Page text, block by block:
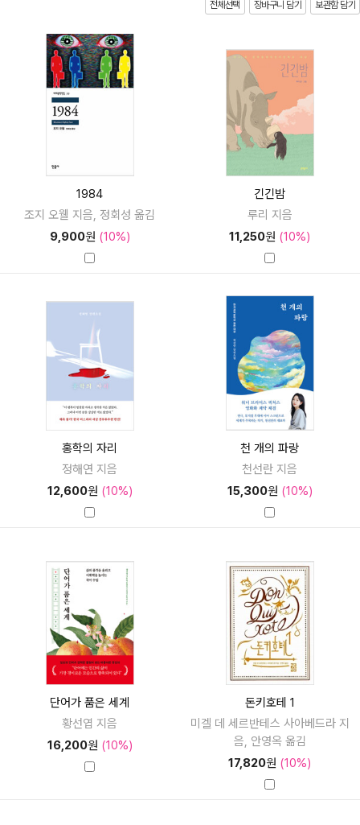
전체선택 장바구니 담기 보관함 담기
1984
조지 오웰 지음, 정회성 옮김
9,900원 (10%)
긴긴밤
루리 지음
11,250원 (10%)
홍학의 자리
정해연 지음
12,600원 (10%)
천 개의 파랑
천선란 지음
15,300원 (10%)
단어가 품은 세계
황선엽 지음
16,200원 (10%)
돈키호테 1
미겔 데 세르반테스 사아베드라 지
음, 안영옥 옮김
17,820원 (10%)